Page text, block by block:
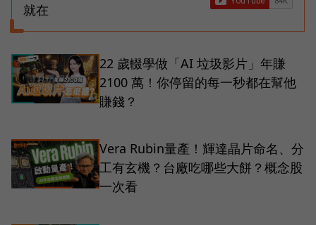
就在
22 歲輟學做「AI 垃圾影片」年賺
2100 萬！你停留的每一秒都在幫他
賺錢？
Vera Rubin量產！輝達晶片命名、分
工有玄機？台廠吃哪些大餅？概念股
一次看